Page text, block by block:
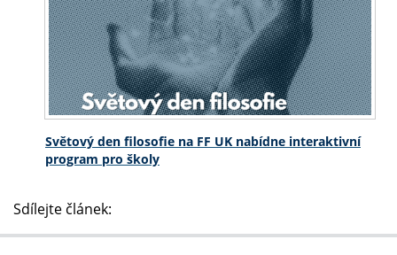
Světový den filosofie na FF UK nabídne interaktivní
program pro školy
Sdílejte článek: